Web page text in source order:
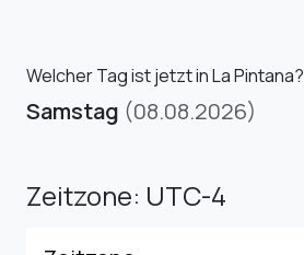
Welcher Tag ist jetzt in La Pintana?
Samstag (08.08.2026)
Zeitzone: UTC-4